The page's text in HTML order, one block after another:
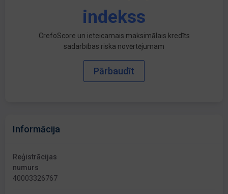
indekss
CrefoScore un ieteicamais maksimālais kredīts
sadarbības riska novērtējumam
Pārbaudīt
Informācija
Reģistrācijas
numurs
40003326767